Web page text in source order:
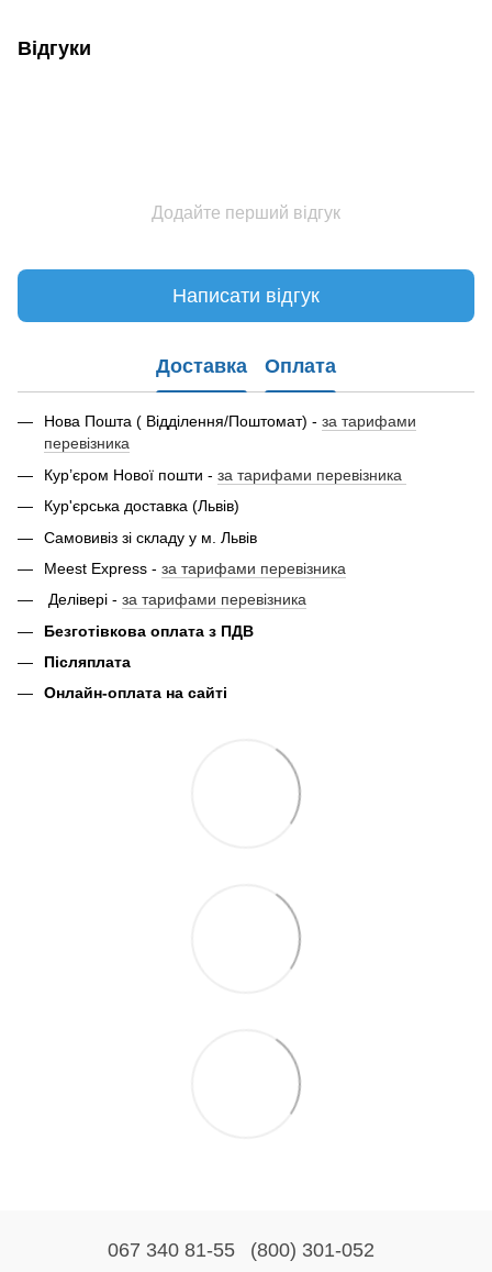
Відгуки
Додайте перший відгук
Написати відгук
Доставка Оплата
Нова Пошта ( Відділення/Поштомат) - за тарифами
перевізника
Кур’єром Нової пошти - за тарифами перевізника
Кур'єрська доставка (Львів)
Самовивіз зі складу у м. Львів
Meest Express - за тарифами перевізника
Делівері - за тарифами перевізника
Безготівкова оплата з ПДВ
Післяплата
Онлайн-оплата на сайті
067 340 81-55 (800) 301-052